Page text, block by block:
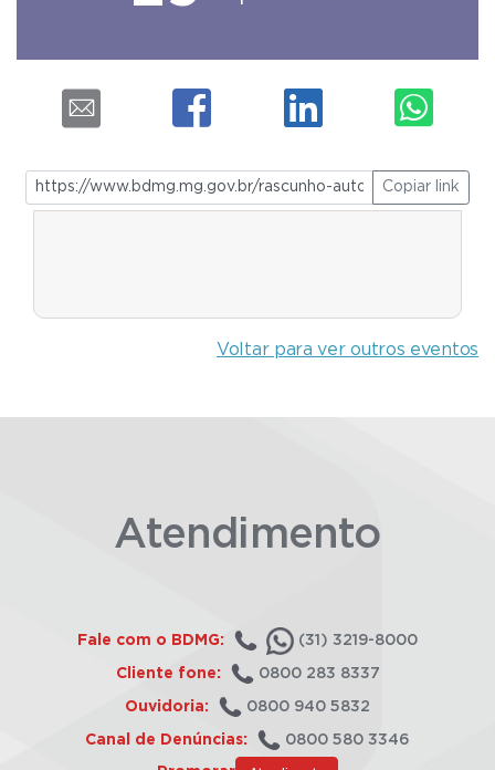
Copiar link
Voltar para ver outros eventos
Atendimento
Fale com o BDMG: (31) 3219-8000
Cliente fone: 0800 283 8337
Ouvidoria: 0800 940 5832
Canal de Denúncias: 0800 580 3346